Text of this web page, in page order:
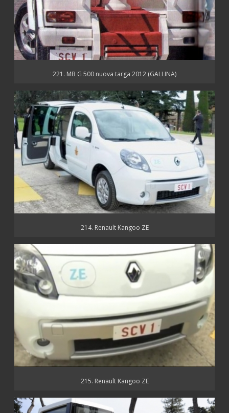
221. MB G 500 nuova targa 2012 (GALLINA)
214. Renault Kangoo ZE
215. Renault Kangoo ZE